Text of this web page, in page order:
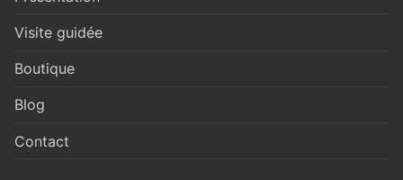
Visite guidée
Boutique
Blog
Contact